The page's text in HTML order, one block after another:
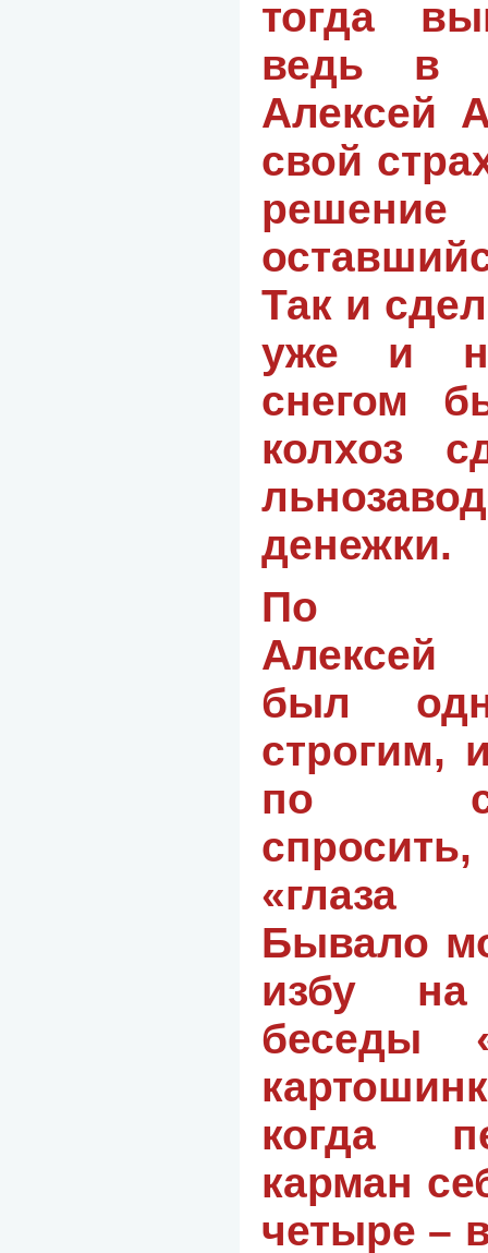
тогда
ведь в
Алексей
свой
Так и
уже и
снегом
колхоз
денежки.
По
Алексей
был
строгим,
по
«глаза
Бывало
избу на
беседы
когда
карман
четыре –